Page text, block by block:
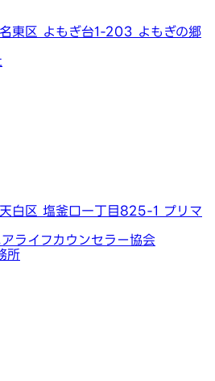
東区 よもぎ台1-203 よもぎの郷
白区 塩釜口一丁目825-1 プリマ
ライフカウンセラー協会
所